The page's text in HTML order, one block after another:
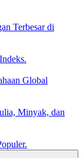
Terbesar di
Global
Minyak, dan